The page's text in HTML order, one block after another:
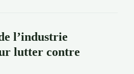
l’industrie
lutter contre